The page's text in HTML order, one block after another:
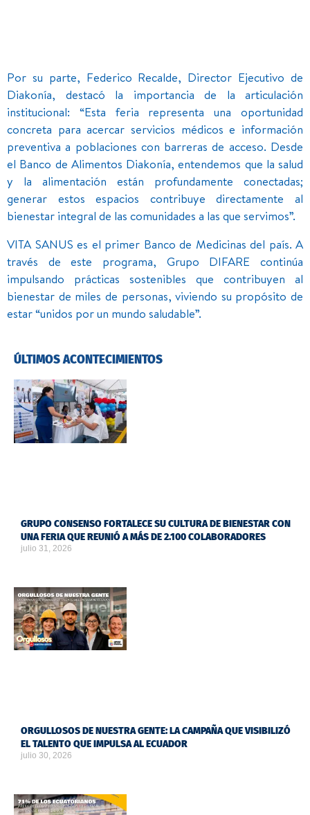
Por su parte, Federico Recalde, Director Ejecutivo de
Diakonía, destacó la importancia de la articulación
institucional: “Esta feria representa una oportunidad
concreta para acercar servicios médicos e información
preventiva a poblaciones con barreras de acceso. Desde
el Banco de Alimentos Diakonía, entendemos que la salud
y la alimentación están profundamente conectadas;
generar estos espacios contribuye directamente al
bienestar integral de las comunidades a las que servimos”.
VITA SANUS es el primer Banco de Medicinas del país. A
través de este programa, Grupo DIFARE continúa
impulsando prácticas sostenibles que contribuyen al
bienestar de miles de personas, viviendo su propósito de
estar “unidos por un mundo saludable”.
ÚLTIMOS ACONTECIMIENTOS
GRUPO CONSENSO FORTALECE SU CULTURA DE BIENESTAR CON
UNA FERIA QUE REUNIÓ A MÁS DE 2.100 COLABORADORES
julio 31, 2026
ORGULLOSOS DE NUESTRA GENTE: LA CAMPAÑA QUE VISIBILIZÓ
EL TALENTO QUE IMPULSA AL ECUADOR
julio 30, 2026